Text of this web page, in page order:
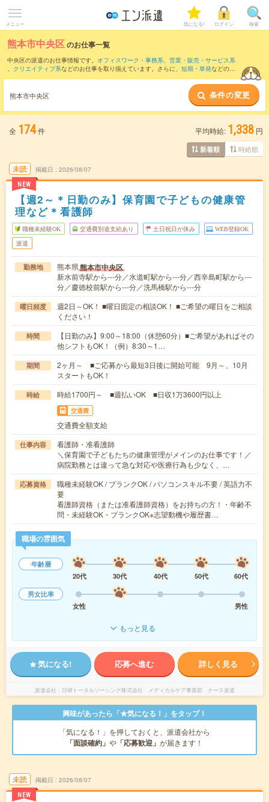
メニュー 気になる! ログイン 検索
熊本市中央区のお仕事一覧
中央区の派遣のお仕事情報です。 オフィスワーク・事務系、 営業・販売・サービス系
、 クリエイティブ系などのお仕事を取り揃えています。さらに、 短期 ・ 単発などの期
また、北区 ・東区
など隣接エリアのお仕事もご確認いただけま
す。
熊本市中央区 条件の変更
全 174件 平均時給: 1,338 円
新着順 時給順
未読
NEW
掲載日 2026/08/07
【週2～＊日勤のみ】保育園で子どもの健康管
理など＊看護師
職種未経験OK 交通費別途支給あり 土日祝日が休み WEB登録OK
派遣
勤務地 熊本県熊本市中央区
新水前寺駅から---分／水道町駅から---分／西辛島町駅から---
分／慶徳校前駅から---分／洗馬橋駅から---分
曜日頻度
週2日～OK！ ■曜日固定の相談OK！ ■ご希望の曜日をご相談
ください！
時間
【日勤のみ】9:00～18:00（休憩60分）■ご希望があればその
他シフトもOK！（例）8:30～1…
期間
2ヶ月～ ■ご応募から最短3日後に開始可能 9月～、10月
スタートもOK！
時給 時給1700円～ ■週払いOK ■日収1万3600円以上
交通費
交通費全額支給
仕事内容
看護師・准看護師
＼保育園で子どもたちの健康管理がメインのお仕事です！／
病院勤務とは違って急な対応や医療行為も少なく、…
応募資格
職種未経験OK / ブランクOK / パソコンスキル不要 / 英語力不
要
看護師資格（または准看護師資格）をお持ちの方！・年齢不
問・未経験OK・ブランクOK※志望動機や履歴書…
職場の雰囲気
年齢層
20代
30代 40代 50代
60代
男女比率
女性
男性
もっと見る
気になる! 応募へ進む 詳しく見る
派遣会社 日研トータルソーシング株式会社 メディカルケア事業部 ナース派遣
興味があったら「★気になる！」をタップ！
「気になる！」を押しておくと、派遣会社から
「面談確約」 や 「応募歓迎」 が届きます！
未読
NEW
掲載日 2026/08/07